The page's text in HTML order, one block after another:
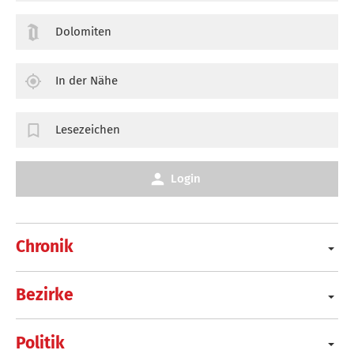
Chronik
Bezirke
Politik
Dolomiten
In der Nähe
Lesezeichen
Login